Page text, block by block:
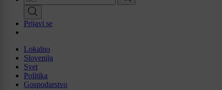
Prijavi se
Lokalno
Slovenija
Svet
Politika
Gospodarstvo